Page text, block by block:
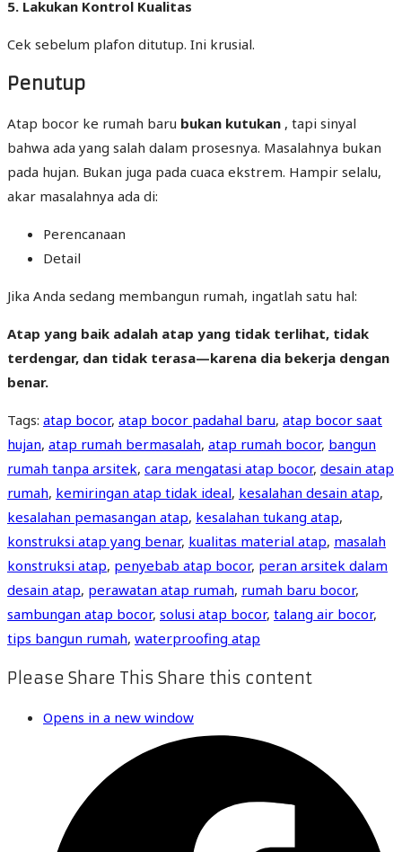
5. Lakukan Kontrol Kualitas
Cek sebelum plafon ditutup. Ini krusial.
Penutup
Atap bocor ke rumah baru bukan kutukan , tapi sinyal
bahwa ada yang salah dalam prosesnya. Masalahnya bukan
pada hujan. Bukan juga pada cuaca ekstrem. Hampir selalu,
akar masalahnya ada di:
Perencanaan
Detail
Jika Anda sedang membangun rumah, ingatlah satu hal:
Atap yang baik adalah atap yang tidak terlihat, tidak
terdengar, dan tidak terasa—karena dia bekerja dengan
benar.
Tags: atap bocor, atap bocor padahal baru, atap bocor saat
hujan, atap rumah bermasalah, atap rumah bocor, bangun
rumah tanpa arsitek, cara mengatasi atap bocor, desain atap
rumah, kemiringan atap tidak ideal, kesalahan desain atap,
kesalahan pemasangan atap, kesalahan tukang atap,
konstruksi atap yang benar, kualitas material atap, masalah
konstruksi atap, penyebab atap bocor, peran arsitek dalam
desain atap, perawatan atap rumah, rumah baru bocor,
sambungan atap bocor, solusi atap bocor, talang air bocor,
tips bangun rumah, waterproofing atap
Please Share This Share this content
Opens in a new window